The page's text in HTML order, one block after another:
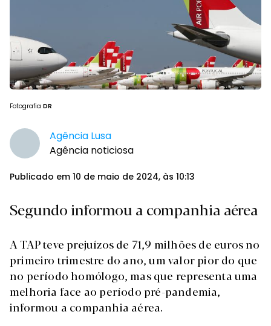
Fotografia DR
Agência Lusa
Agência noticiosa
Publicado em 10 de maio de 2024, às 10:13
Segundo informou a companhia aérea
A TAP teve prejuízos de 71,9 milhões de euros no
primeiro trimestre do ano, um valor pior do que
no período homólogo, mas que representa uma
melhoria face ao período pré-pandemia,
informou a companhia aérea.